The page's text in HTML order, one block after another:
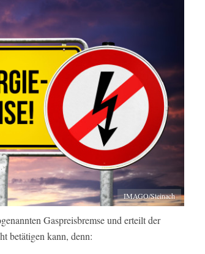
IMAGO/Steinach
Gaspreisbremse und erteilt der
betätigen kann, denn: